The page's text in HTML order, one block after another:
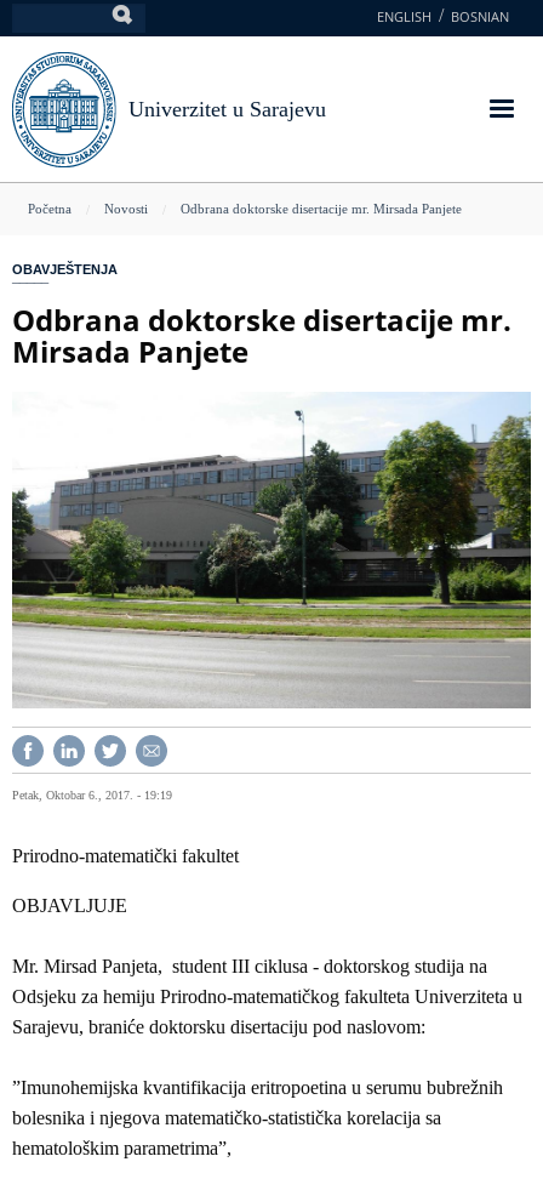
na
glavni
sadržaj
ENGLISH BOSNIAN
Univerzitet u Sarajevu
You
here
Početna Novosti Odbrana doktorske disertacije mr. Mirsada Panjete
OBAVJEŠTENJA
Odbrana doktorske disertacije mr.
Mirsada Panjete
Petak, Oktobar 6., 2017. - 19:19
Prirodno-matematički fakultet
OBJAVLJUJE
Mr. Mirsad Panjeta, student III ciklusa - doktorskog studija na
Odsjeku za hemiju Prirodno-matematičkog fakulteta Univerziteta u
Sarajevu, braniće doktorsku disertaciju pod naslovom:
”Imunohemijska kvantifikacija eritropoetina u serumu bubrežnih
bolesnika i njegova matematičko-statistička korelacija sa
hematološkim parametrima”,